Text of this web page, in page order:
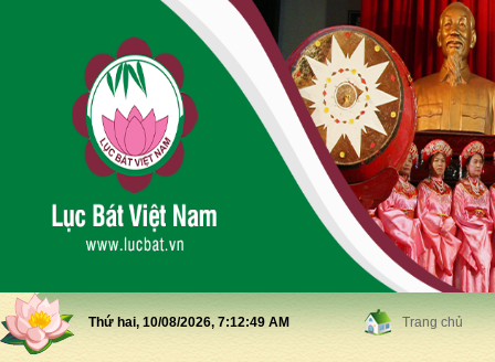
Thứ hai, 10/08/2026, 7:12:51 AM Trang chủ